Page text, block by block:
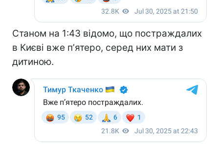
Станом на 1:43 відомо, що постраждалих
в Києві вже пʼятеро, серед них мати з
дитиною.